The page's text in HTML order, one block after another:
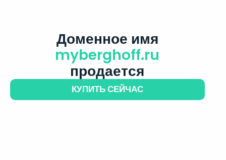
Доменное имя
myberghoff.ru
продается
КУПИТЬ СЕЙЧАС